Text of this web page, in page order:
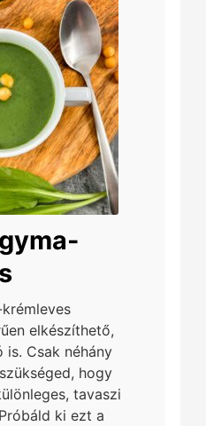
elkészíthető,
Csak néhány
hogy
tavaszi
ki ezt a